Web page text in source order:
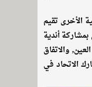
الأخرى تقيم
أندية
والاتفاق
الاتحاد في